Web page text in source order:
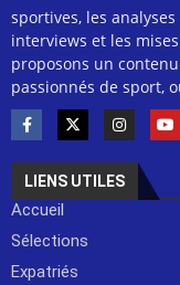
sportives, les
interviews et les
proposons un
passionnés de sport,
LIENS UTILES
Accueil
Sélections
Expatriés